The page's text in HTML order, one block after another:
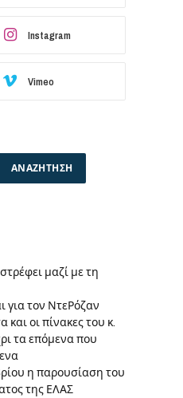
Instagram
Vimeo
ΑΝΑΖΉΤΗΣΗ
μαζί με τη
για τον ΝτεΡόζαν
οι πίνακες του κ.
τα επόμενα που
η παρουσίαση του
της ΕΛΑΣ